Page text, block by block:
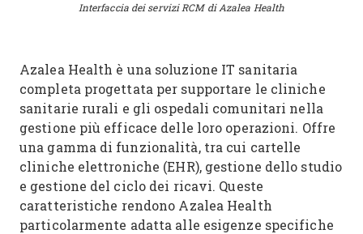
Interfaccia dei servizi RCM di Azalea Health
Azalea Health è una soluzione IT sanitaria
completa progettata per supportare le cliniche
sanitarie rurali e gli ospedali comunitari nella
gestione più efficace delle loro operazioni. Offre
una gamma di funzionalità, tra cui cartelle
cliniche elettroniche (EHR), gestione dello studio
e gestione del ciclo dei ricavi. Queste
caratteristiche rendono Azalea Health
particolarmente adatta alle esigenze specifiche